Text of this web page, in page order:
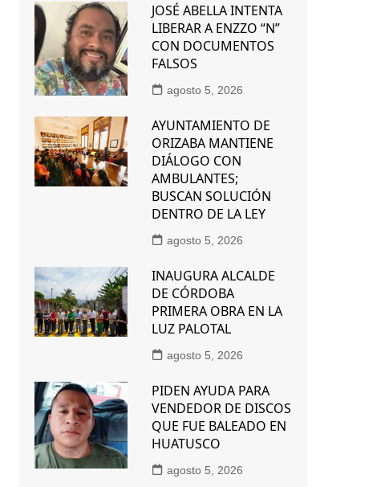
JOSÉ ABELLA INTENTA
LIBERAR A ENZZO “N”
CON DOCUMENTOS
FALSOS
agosto 5, 2026
AYUNTAMIENTO DE
ORIZABA MANTIENE
DIÁLOGO CON
AMBULANTES;
BUSCAN SOLUCIÓN
DENTRO DE LA LEY
agosto 5, 2026
INAUGURA ALCALDE
DE CÓRDOBA
PRIMERA OBRA EN LA
LUZ PALOTAL
agosto 5, 2026
PIDEN AYUDA PARA
VENDEDOR DE DISCOS
QUE FUE BALEADO EN
HUATUSCO
agosto 5, 2026